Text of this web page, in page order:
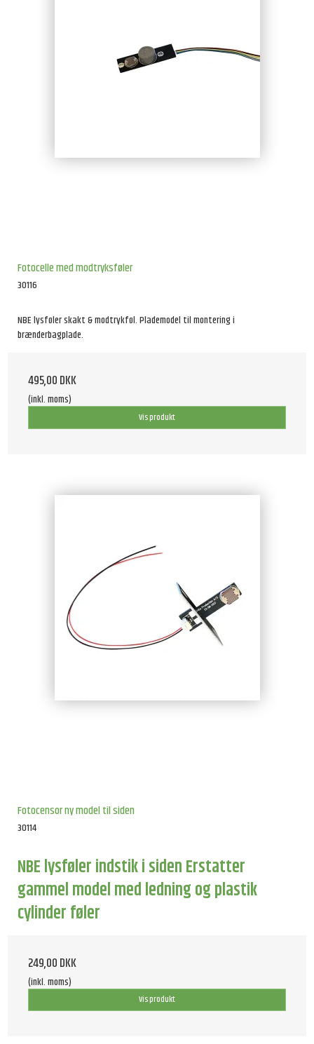
Fotocelle med modtryksføler
30116
NBE lysføler skakt & modtrykføl. Plademodel til montering i
brænderbagplade.
495,00 DKK
(inkl. moms)
Vis produkt
Fotocensor ny model til siden
30114
NBE lysføler indstik i siden Erstatter
gammel model med ledning og plastik
cylinder føler
249,00 DKK
(inkl. moms)
Vis produkt